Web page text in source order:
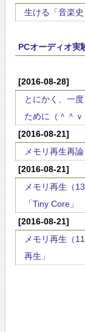
生ける「音楽
PCオーディオ実
[2016-08-28]
とにかく、一
ために（＾＾ｖ
[2016-08-21]
メモリ再生再論
[2016-08-21]
メモリ再生（
「Tiny Core」
[2016-08-21]
メモリ再生（
再生」